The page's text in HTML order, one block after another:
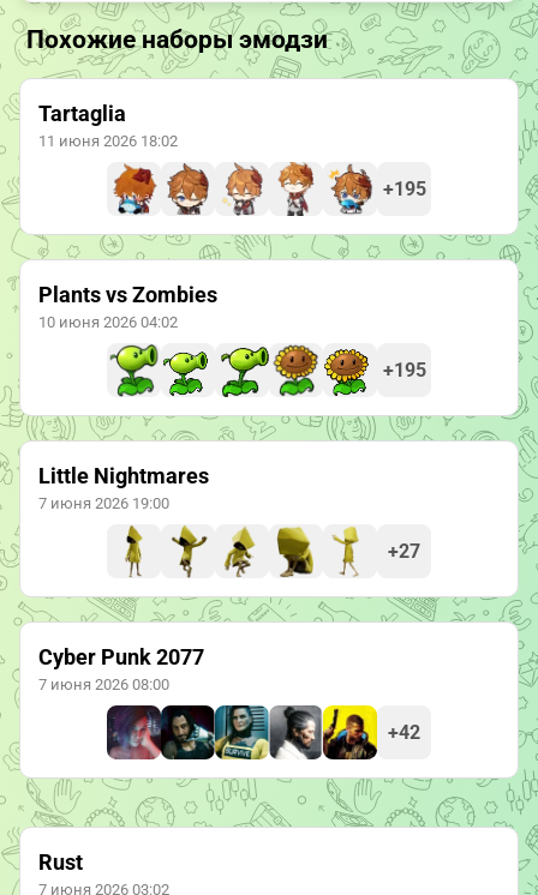
Похожие наборы эмодзи
Tartaglia
11 июня 2026 18:02
+195
Plants vs Zombies
10 июня 2026 04:02
+195
Little Nightmares
7 июня 2026 19:00
+27
Cyber Punk 2077
7 июня 2026 08:00
+42
Rust
7 июня 2026 03:02